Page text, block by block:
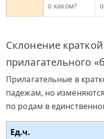
о каком?
Склонение
прилагательного
Прилагательные в
падежам, но
по родам в
Ед.ч.